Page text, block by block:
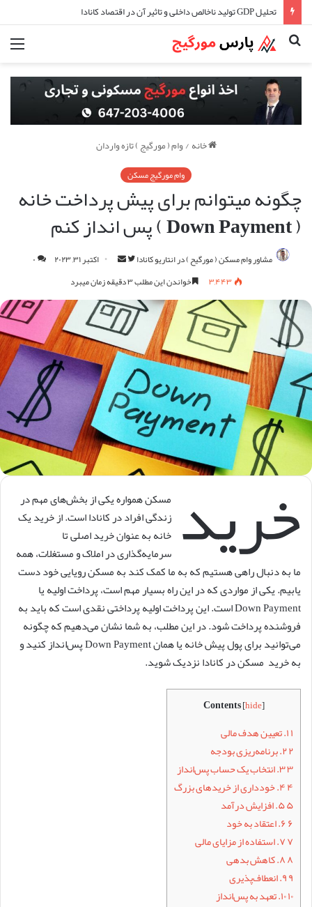
تحلیل GDP تولید ناخالص داخلی و تاثیر آن در اقتصاد کانادا
جستجو
خانه/وام ( مورگیج ) تازه واردان
وام مورگیج مسکن
چگونه میتوانم برای پیش پرداخت خانه
( Down Payment ) پس انداز کنم
مشاور وام مسکن ( مورگیح ) در انتاریو کانادا
مارا
در
Twitter
دنبال
کنید
ارسال اکتبر ۳۱, ۲۰۲۳
۰
۳,۴۴۳
خواندن این مطلب ۳ دقیقه زمان میبرد
خرید مسکن همواره یکی از بخش‌های مهم در
زندگی افراد در کانادا است. از خرید یک
خانه به عنوان خرید اصلی تا
سرمایه‌گذاری در املاک و مستغلات، همه
ما به دنبال راهی هستیم که به ما کمک کند به مسکن رویایی خود دست
یابیم. یکی از مواردی که در این راه بسیار مهم است، پرداخت اولیه یا
Down Payment است. این پرداخت اولیه پرداختی نقدی است که باید به
فروشنده پرداخت شود. در این مطلب، به شما نشان می‌دهیم که چگونه
می‌توانید برای پول پیش خانه یا همان Down Payment پس‌انداز کنید و
به خرید مسکن در کانادا نزدیک شوید.
Contents[hide]
۱
۲
۳
۴
۵
۶
۷
۸
۹
۱۰